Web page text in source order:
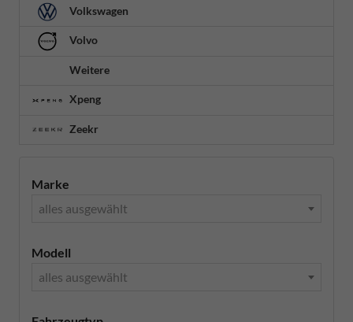
Volkswagen
Volvo
Weitere
Xpeng
Zeekr
Marke
alles ausgewählt
Modell
alles ausgewählt